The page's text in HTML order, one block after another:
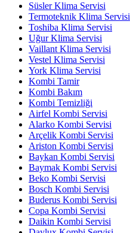
Süsler Klima Servisi
Termoteknik Klima Servisi
Toshiba Klima Servisi
Uğur Klima Servisi
Vaillant Klima Servisi
Vestel Klima Servisi
York Klima Servisi
Kombi Tamir
Kombi Bakım
Kombi Temizliği
Airfel Kombi Servisi
Alarko Kombi Servisi
Arçelik Kombi Servisi
Ariston Kombi Servisi
Baykan Kombi Servisi
Baymak Kombi Servisi
Beko Kombi Servisi
Bosch Kombi Servisi
Buderus Kombi Servisi
Copa Kombi Servisi
Daikin Kombi Servisi